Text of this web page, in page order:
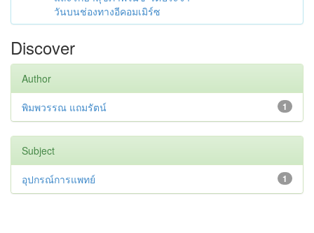
วันบนช่องทางอีคอมเมิร์ซ
Discover
Author
1
พิมพวรรณ แถมรัตน์
Subject
1
อุปกรณ์การแพทย์